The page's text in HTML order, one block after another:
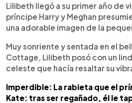
Lilibeth llegó a su primer año de
príncipe Harry y Meghan
una adorable imagen de la
Muy sonriente y sentada en el
Cottage, Lilibeth posó con un
celeste que hacía resaltar su
Imperdible: La rabieta que el
Kate: tras ser regañado, él le